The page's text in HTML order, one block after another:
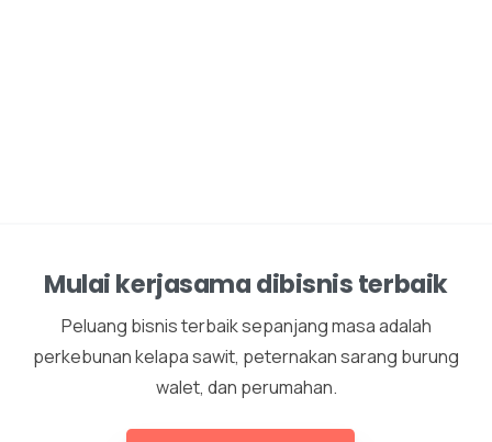
Mulai kerjasama dibisnis terbaik
Peluang bisnis terbaik sepanjang masa adalah
perkebunan kelapa sawit, peternakan sarang burung
walet, dan perumahan.